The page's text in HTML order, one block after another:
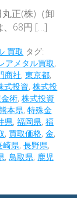
正(株)（卸
、68円 […]
買取 タグ:
アメタル買取,
商社,東京都,
式投資,株式投
術,株式投資
本県,特殊金
県,福岡県,福
, 買取価格,金,
崎県,長野県,
, 鳥取県, 鹿児